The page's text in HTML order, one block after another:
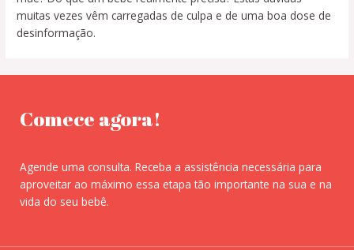
muitas vezes vêm carregadas de culpa e de uma boa dose de
desinformação.
Comece agora!
Agende uma consulta. Receba a assistência necessária para
aproveitar ao máximo essa etapa tão importante na sua e na
vida do seu bebê.